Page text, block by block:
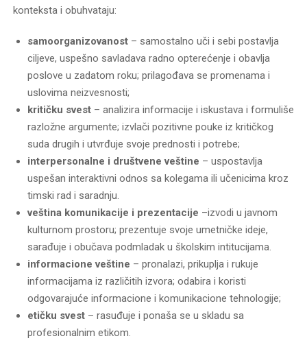
konteksta i obuhvataju:
samoorganizovanost – samostalno uči i sebi postavlja
ciljeve, uspešno savladava radno opterećenje i obavlja
poslove u zadatom roku; prilagođava se promenama i
uslovima neizvesnosti;
kritičku svest – analizira informacije i iskustava i formuliše
razložne argumente; izvlači pozitivne pouke iz kritičkog
suda drugih i utvrđuje svoje prednosti i potrebe;
interpersonalne i društvene veštine – uspostavlja
uspešan interaktivni odnos sa kolegama ili učenicima kroz
timski rad i saradnju.
veština komunikacije i prezentacije –izvodi u javnom
kulturnom prostoru; prezentuje svoje umetničke ideje,
sarađuje i obučava podmladak u školskim intitucijama.
informacione veštine – pronalazi, prikuplja i rukuje
informacijama iz različitih izvora; odabira i koristi
odgovarajuće informacione i komunikacione tehnologije;
etičku svest – rasuđuje i ponaša se u skladu sa
profesionalnim etikom.